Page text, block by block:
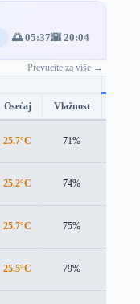
🌅 05:37🌇 20:04
Prevucite za više →
Osećaj Vlažnost
25.7°C 71%
25.2°C 74%
25.7°C 75%
25.5°C 79%